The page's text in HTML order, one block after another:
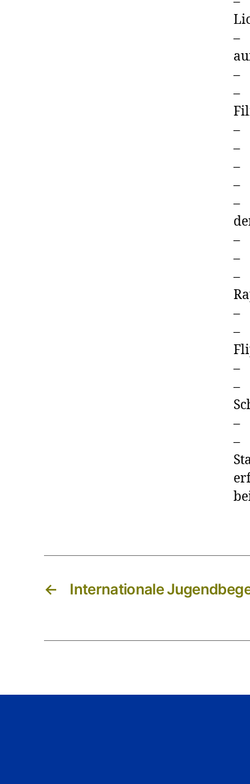
–
–
–
–
–
–
–
–
–
–
–
–
–
–
–
–
–
← Internationale